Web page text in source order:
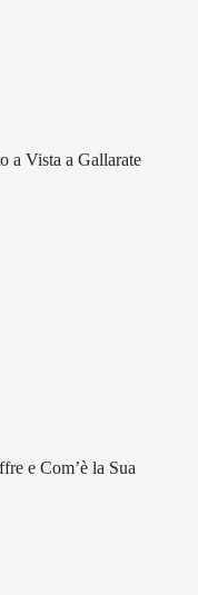
a Vista a Gallarate
e Com’è la Sua